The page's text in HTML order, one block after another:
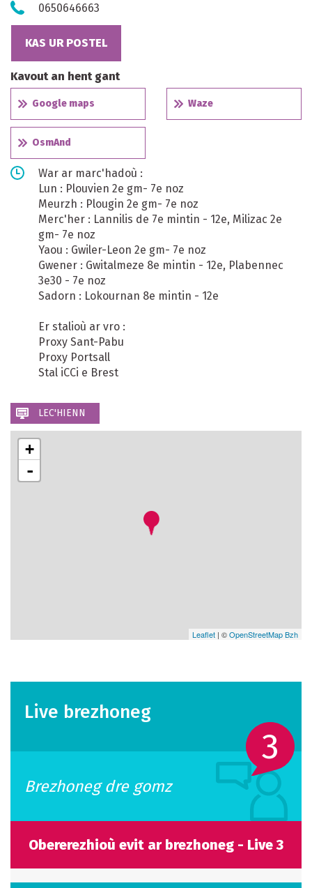
0650646663
KAS UR POSTEL
Kavout an hent gant
Google maps Waze
OsmAnd
War ar marc'hadoù :
Lun : Plouvien 2e gm- 7e noz
Meurzh : Plougin 2e gm- 7e noz
Merc'her : Lannilis de 7e mintin - 12e, Milizac 2e
gm- 7e noz
Yaou : Gwiler-Leon 2e gm- 7e noz
Gwener : Gwitalmeze 8e mintin - 12e, Plabennec
3e30 - 7e noz
Sadorn : Lokournan 8e mintin - 12e
Er stalioù ar vro :
Proxy Sant-Pabu
Proxy Portsall
Stal iCCi e Brest
LEC'HIENN
+
-
Leaflet | ©OpenStreetMap Bzh
Live brezhoneg
3
Brezhoneg dre gomz
Obererezhioù evit ar brezhoneg - Live 3